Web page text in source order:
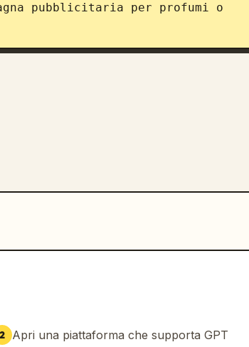
pubblicitaria per profumi o
2 Apri una piattaforma che supporta GPT